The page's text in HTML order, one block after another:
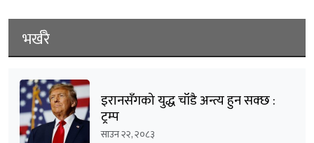
भर्खरै
इरानसँगको युद्ध चाँडै अन्त्य हुन सक्छ :
ट्रम्प
साउन २२, २०८३